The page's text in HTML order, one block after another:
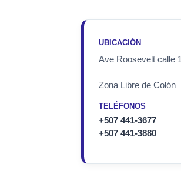
UBICACIÓN
Ave Roosevelt calle
Zona Libre de Colón
TELÉFONOS
+507 441-3677
+507 441-3880